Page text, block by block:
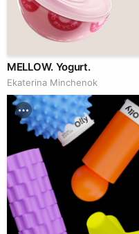
MELLOW. Yogurt.
Ekaterina Minchenok